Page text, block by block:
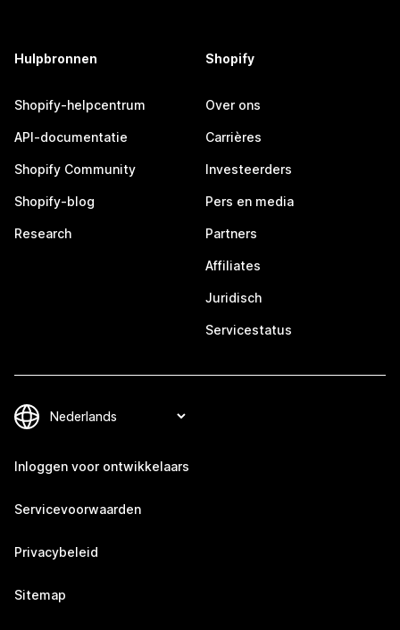
Hulpbronnen
Shopify-helpcentrum
API-documentatie
Shopify Community
Shopify-blog
Research
Shopify
Over ons
Carrières
Investeerders
Pers en media
Partners
Affiliates
Juridisch
Servicestatus
Inloggen voor ontwikkelaars
Servicevoorwaarden
Privacybeleid
Sitemap